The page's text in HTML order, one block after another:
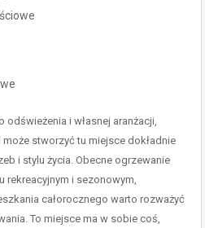
odświeżenia i własnej aranżacji,
stworzyć tu miejsce dokładnie
i stylu życia. Obecne ogrzewanie
rekreacyjnym i sezonowym,
całorocznego warto rozważyć
To miejsce ma w sobie coś,